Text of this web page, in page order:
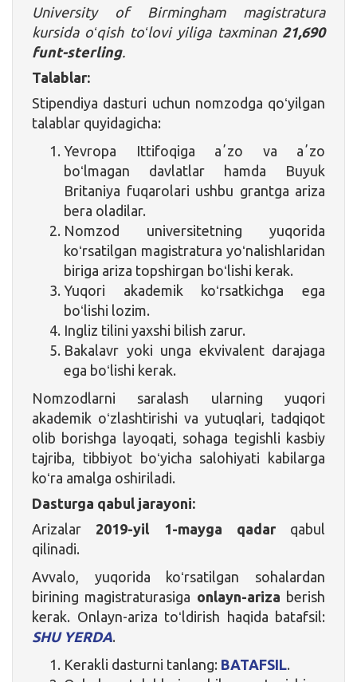
University of Birmingham magistratura
kursida oʻqish toʻlovi yiliga taxminan 21,690
funt-sterling.
Talablar:
Stipendiya dasturi uchun nomzodga qoʻyilgan
talablar quyidagicha:
Yevropa Ittifoqiga aʼzo va aʼzo
boʻlmagan davlatlar hamda Buyuk
Britaniya fuqarolari ushbu grantga ariza
bera oladilar.
Nomzod universitetning yuqorida
koʻrsatilgan magistratura yoʻnalishlaridan
biriga ariza topshirgan boʻlishi kerak.
Yuqori akademik koʻrsatkichga ega
boʻlishi lozim.
Ingliz tilini yaxshi bilish zarur.
Bakalavr yoki unga ekvivalent darajaga
ega boʻlishi kerak.
Nomzodlarni saralash ularning yuqori
akademik oʻzlashtirishi va yutuqlari, tadqiqot
olib borishga layoqati, sohaga tegishli kasbiy
tajriba, tibbiyot boʻyicha salohiyati kabilarga
koʻra amalga oshiriladi.
Dasturga qabul jarayoni:
Arizalar 2019-yil 1-mayga qadarqabul
qilinadi.
Avvalo, yuqorida koʻrsatilgan sohalardan
birining magistraturasiga onlayn-ariza berish
kerak. Onlayn-ariza toʻldirish haqida batafsil:
SHU YERDA.
Kerakli dasturni tanlang: BATAFSIL.